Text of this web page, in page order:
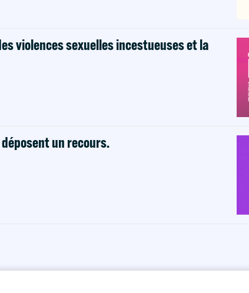
violences sexuelles incestueuses et la
un recours.